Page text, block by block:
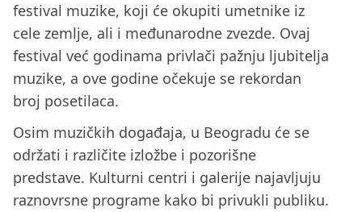
festival muzike, koji će okupiti umetnike iz
cele zemlje, ali i međunarodne zvezde. Ovaj
festival već godinama privlači pažnju ljubitelja
muzike, a ove godine očekuje se rekordan
broj posetilaca.
Osim muzičkih događaja, u Beogradu će se
održati i različite izložbe i pozorišne
predstave. Kulturni centri i galerije najavljuju
raznovrsne programe kako bi privukli publiku.